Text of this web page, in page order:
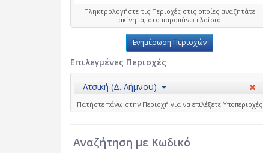
Πληκτρολογήστε τις Περιοχές στις οποίες αναζητάτε
ακίνητα, στο παραπάνω πλαίσιο
Ενημέρωση Περιοχών
Επιλεγμένες Περιοχές
Ατσική (Δ. Λήμνου)
Πατήστε πάνω στην Περιοχή για να επιλέξετε Υποπεριοχές
Αναζήτηση με Κωδικό